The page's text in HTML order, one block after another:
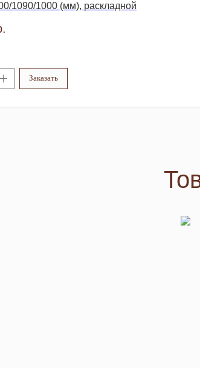
1090/1000 (мм), раскладной
Заказать